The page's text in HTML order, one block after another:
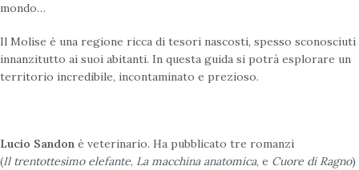
mondo…
Il Molise è una regione ricca di tesori nascosti, spesso sconosciuti
innanzitutto ai suoi abitanti. In questa guida si potrà esplorare un
territorio incredibile, incontaminato e prezioso.
Lucio Sandon è veterinario. Ha pubblicato tre romanzi
(Il trentottesimo elefante, La macchina anatomica, e Cuore di Ragno)